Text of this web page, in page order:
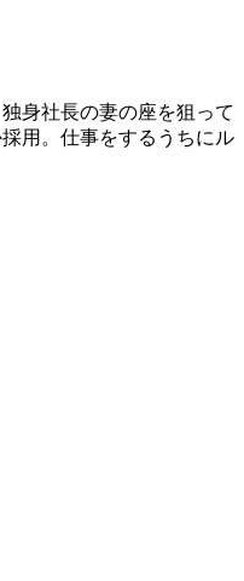
身社長の妻の座を狙って
用。仕事をするうちにル